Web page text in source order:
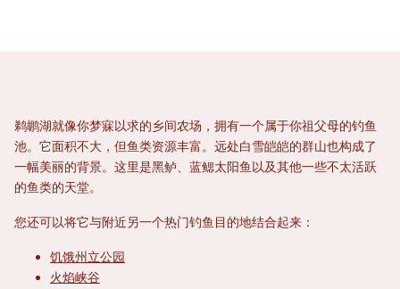
鹈鹕湖就像你梦寐以求的乡间农场，拥有一个属于你祖父母的钓鱼
池。它面积不大，但鱼类资源丰富。远处白雪皑皑的群山也构成了
一幅美丽的背景。这里是黑鲈、蓝鳃太阳鱼以及其他一些不太活跃
的鱼类的天堂。
您还可以将它与附近另一个热门钓鱼目的地结合起来：
饥饿州立公园
火焰峡谷